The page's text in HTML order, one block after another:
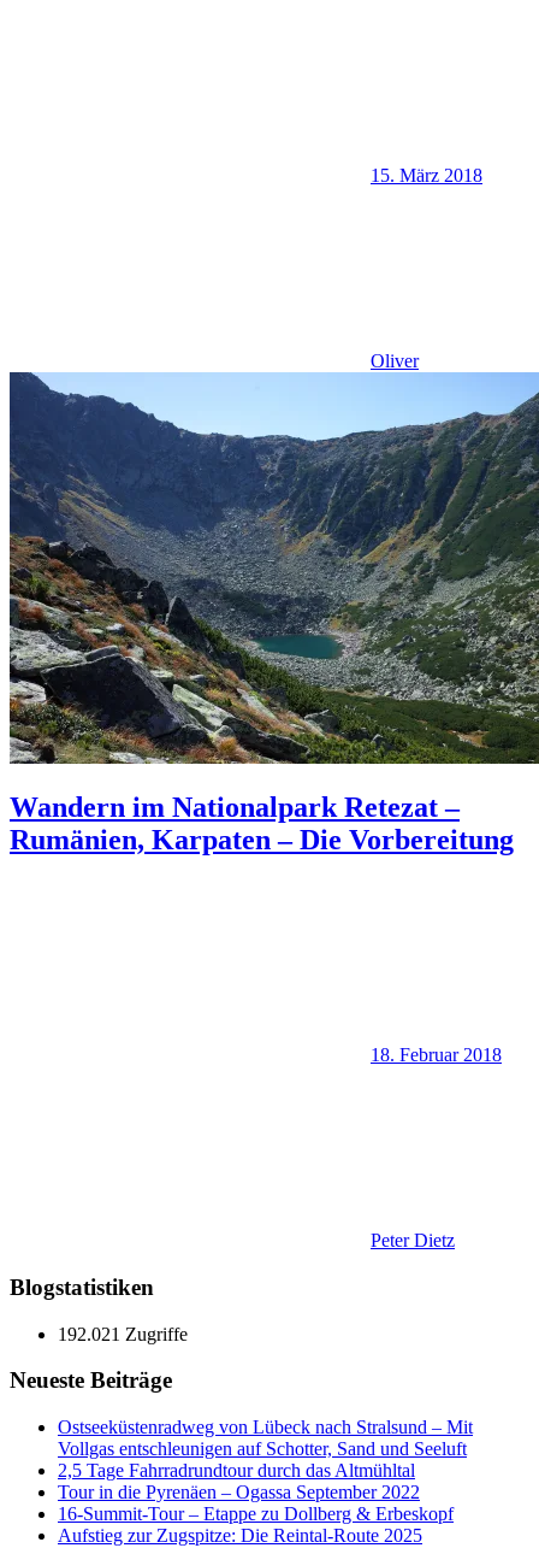
15. März 2018
Oliver
Wandern im Nationalpark Retezat –
Rumänien, Karpaten – Die Vorbereitung
18. Februar 2018
Peter Dietz
Blogstatistiken
192.021 Zugriffe
Neueste Beiträge
Ostseeküstenradweg von Lübeck nach Stralsund – Mit
Vollgas entschleunigen auf Schotter, Sand und Seeluft
2,5 Tage Fahrradrundtour durch das Altmühltal
Tour in die Pyrenäen – Ogassa September 2022
16‑Summit‑Tour – Etappe zu Dollberg & Erbeskopf
Aufstieg zur Zugspitze: Die Reintal-Route 2025